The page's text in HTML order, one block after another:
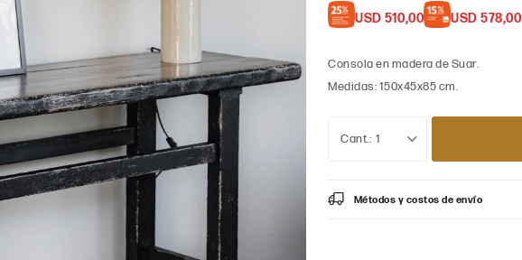
USD 510,00 USD 578,00
Consola en madera de Suar.
Medidas: 150x45x85 cm.
1
Métodos y costos de envío